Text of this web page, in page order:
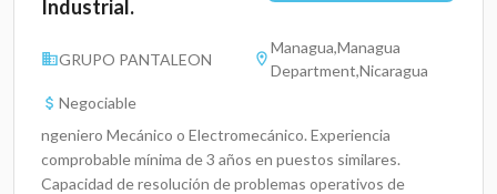
Industrial.
GRUPO PANTALEON
Managua,Managua
Department,Nicaragua
Negociable
ngeniero Mecánico o Electromecánico. Experiencia
comprobable mínima de 3 años en puestos similares.
Capacidad de resolución de problemas operativos de